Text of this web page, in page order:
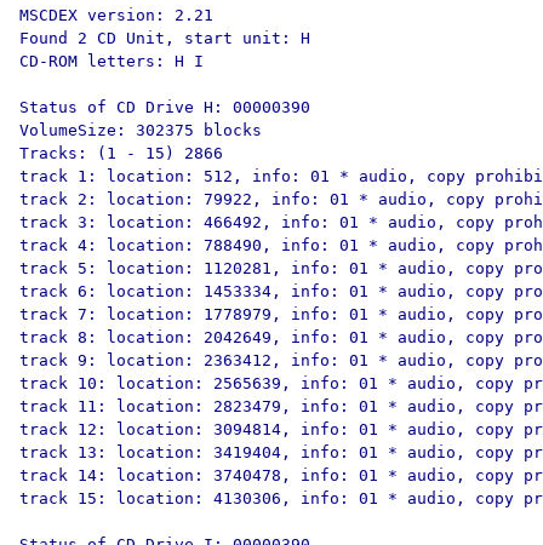
MSCDEX version: 2.21
Found 2 CD Unit, start unit: H
CD-ROM letters: H I
Status of CD Drive H: 00000390
VolumeSize: 302375 blocks
Tracks: (1 - 15) 2866
track 1: location: 512, info: 01 * audio, copy
track 2: location: 79922, info: 01 * audio, copy
track 3: location: 466492, info: 01 * audio, copy
track 4: location: 788490, info: 01 * audio, copy
track 5: location: 1120281, info: 01 * audio, copy
track 6: location: 1453334, info: 01 * audio, copy
track 7: location: 1778979, info: 01 * audio, copy
track 8: location: 2042649, info: 01 * audio, copy
track 9: location: 2363412, info: 01 * audio, copy
track 10: location: 2565639, info: 01 * audio, copy
track 11: location: 2823479, info: 01 * audio, copy
track 12: location: 3094814, info: 01 * audio, copy
track 13: location: 3419404, info: 01 * audio, copy
track 14: location: 3740478, info: 01 * audio, copy
track 15: location: 4130306, info: 01 * audio, copy